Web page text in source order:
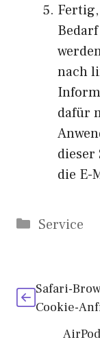
nach
dafür
dieser
die E-
Kategorien
Service
Safari-
Cookie-